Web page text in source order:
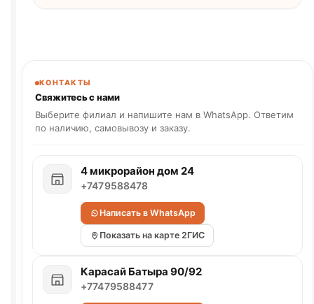
КОНТАКТЫ
Свяжитесь с нами
Выберите филиал и напишите нам в WhatsApp. Ответим
по наличию, самовывозу и заказу.
4 микрорайон дом 24
+7479588478
Написать в WhatsApp
Показать на карте 2ГИС
Карасай Батыра 90/92
+77479588477